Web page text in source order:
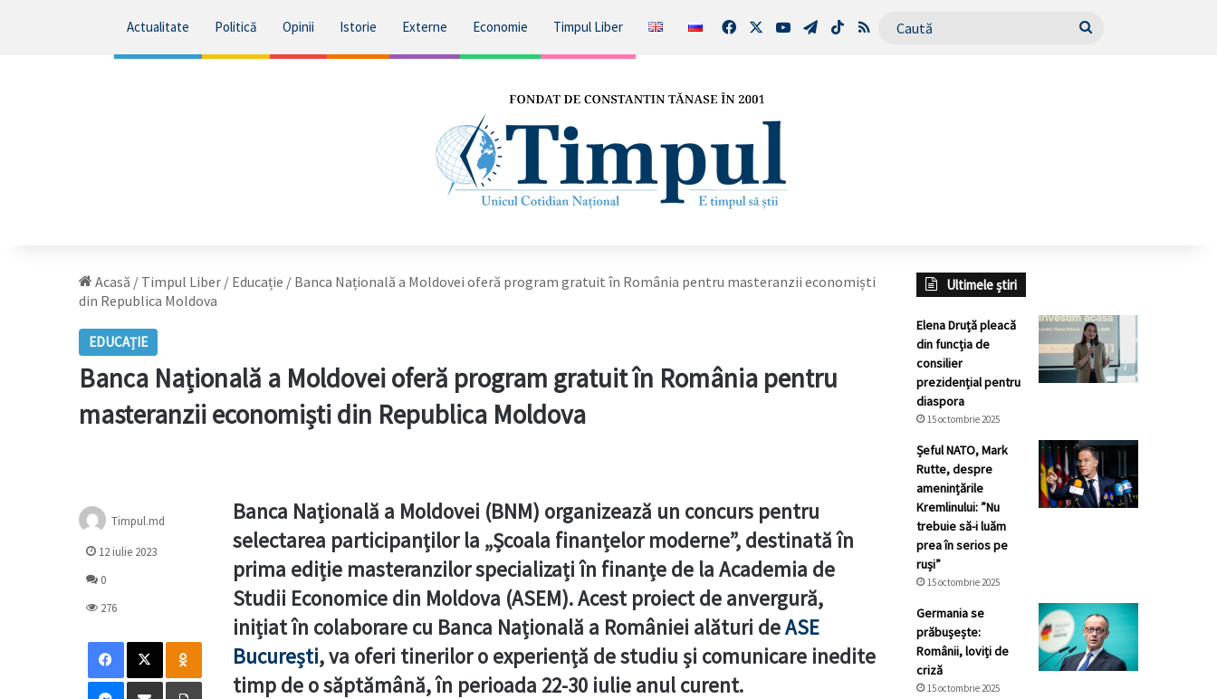
Actualitate Politică Opinii Istorie Externe Economie Timpul Liber FacebookYouTubeTelegram
TikTokRSS Caută
Acasă / Timpul Liber / Educație / Banca Națională a Moldovei oferă program gratuit în România pentru masteranzii economiști
din Republica Moldova
EDUCAȚIE
Banca Națională a Moldovei oferă program gratuit în România pentru
masteranzii economiști din Republica Moldova
Banca Națională a Moldovei (BNM) organizează un concurs pentru
selectarea participanților la „Școala finanțelor moderne”, destinată în
prima ediție masteranzilor specializați în finanțe de la Academia de
Studii Economice din Moldova (ASEM). Acest proiect de anvergură,
inițiat în colaborare cu Banca Națională a României alături deASE
București, va oferi tinerilor o experiență de studiu și comunicare inedite
timp de o săptămână, în perioada 22-30 iulie anul curent.
Timpul.md
12 iulie 2023
0
276
Facebook
X Odnoklassniki
Messenger
Distribuie prin mail Tipărește
Ultimele știri
Elena Druță pleacă
din funcția de
consilier
prezidențial pentru
diaspora
15 octombrie 2025
Șeful NATO, Mark
Rutte, despre
amenințările
Kremlinului: ”Nu
trebuie să-i luăm
prea în serios pe
ruși”
15 octombrie 2025
Germania se
prăbușește:
Românii, loviți de
criză
15 octombrie 2025